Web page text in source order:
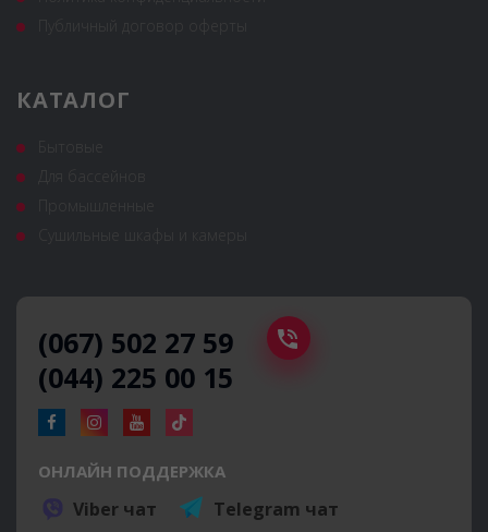
КАТАЛОГ
(067) 502 27 59
(044) 225 00 15
ОНЛАЙН ПОДДЕРЖКА
Viber чат Telegram чат